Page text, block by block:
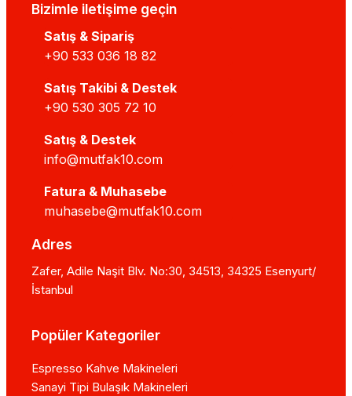
Bizimle iletişime geçin
Satış & Sipariş
+90 533 036 18 82
Satış Takibi & Destek
+90 530 305 72 10
Satış & Destek
info@mutfak10.com
Fatura & Muhasebe
muhasebe@mutfak10.com
Adres
Zafer, Adile Naşit Blv. No:30, 34513, 34325 Esenyurt/
İstanbul
Popüler Kategoriler
Espresso Kahve Makineleri
Sanayi Tipi Bulaşık Makineleri